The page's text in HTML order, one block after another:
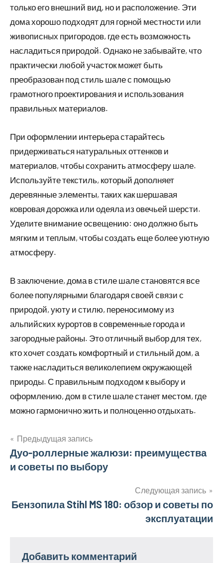
только его внешний вид, но и расположение. Эти
дома хорошо подходят для горной местности или
живописных пригородов, где есть возможность
насладиться природой. Однако не забывайте, что
практически любой участок может быть
преобразован под стиль шале с помощью
грамотного проектирования и использования
правильных материалов.
При оформлении интерьера старайтесь
придерживаться натуральных оттенков и
материалов, чтобы сохранить атмосферу шале.
Используйте текстиль, который дополняет
деревянные элементы, таких как шершавая
ковровая дорожка или одеяла из овечьей шерсти.
Уделите внимание освещению: оно должно быть
мягким и теплым, чтобы создать еще более уютную
атмосферу.
В заключение, дома в стиле шале становятся все
более популярными благодаря своей связи с
природой, уюту и стилю, переносимому из
альпийских курортов в современные города и
загородные районы. Это отличный выбор для тех,
кто хочет создать комфортный и стильный дом, а
также насладиться великолепием окружающей
природы. С правильным подходом к выбору и
оформлению, дом в стиле шале станет местом, где
можно гармонично жить и полноценно отдыхать.
Навигация
по
Предыдущая запись
Дуо-роллерные жалюзи: преимущества
и советы по выбору
Следующая запись
Бензопила Stihl MS 180: обзор и советы по
эксплуатации
Добавить комментарий